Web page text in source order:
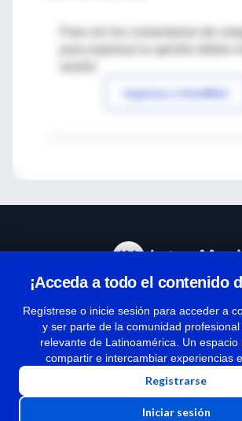
Para ver los comentarios de
Ingresar a IntraMed
¡Acceda a todo el contenido
Regístrese o inicie sesión para acceder a
y ser parte de la comunidad
relevante de Latinoamérica. Un espacio
compartir e intercambiar experiencias
Registrarse
Iniciar sesión
Términos y condiciones
| Políticas de privacidad
| Todos los derechos reservados | Copyright